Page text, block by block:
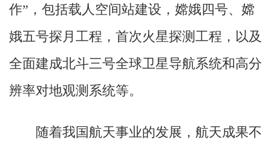
作”，包括载人空间站建设，嫦娥四号、嫦
娥五号探月工程，首次火星探测工程，以及
全面建成北斗三号全球卫星导航系统和高分
辨率对地观测系统等。
随着我国航天事业的发展，航天成果不